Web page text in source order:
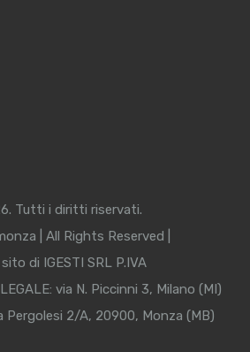
Tutti i diritti riservati.
| All Rights Reserved |
di IGESTI SRL P.IVA
via N. Piccinni 3, Milano (MI)
Pergolesi 2/A, 20900, Monza (MB)